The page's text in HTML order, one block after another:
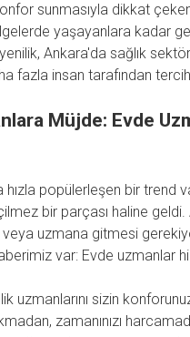
sunmasıyla dikkat
yaşayanlara kadar
Ankara'da sağlık
fazla insan tarafından
Müjde: Evde
hızla popülerleşen bir trend
bir parçası haline
veya uzmana gitmesi
var: Evde uzmanlar
uzmanlarını sizin
zamanınızı